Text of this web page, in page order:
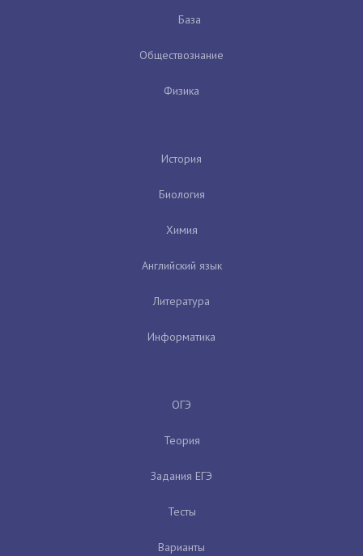
База
Обществознание
Физика
История
Биология
Химия
Английский язык
Литература
Информатика
ОГЭ
Теория
Задания ЕГЭ
Тесты
Варианты